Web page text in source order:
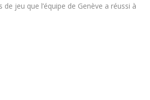
jeu que l’équipe de Genève a réussi à